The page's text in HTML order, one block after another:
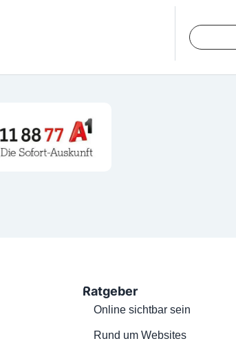
Ratgeber
Online sichtbar sein
Rund um Websites